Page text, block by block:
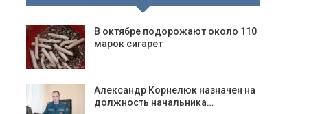
В октябре подорожают около 110
марок сигарет
Александр Корнелюк назначен на
должность начальника…